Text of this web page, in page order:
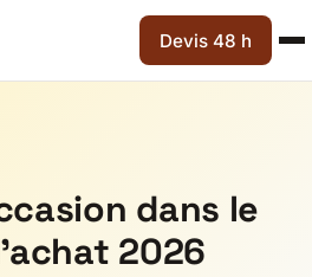
Devis 48 h
dans le
2026